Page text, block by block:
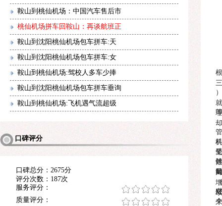
鞍山到桃仙机场：中国汽车售后市
桃仙机场拼车回鞍山：再谈航班正
鞍山到沈阳桃仙机场包车拼车:天
鞍山到沈阳桃仙机场包车拼车:女
鞍山到桃仙机场:驾校人多车少捧
鞍山到沈阳桃仙机场包车拼车垂询
鞍山到桃仙机场:飞机遇气流超级
口碑评分
口碑总分：2675分
评分次数：187次
服务评分：
质量评分：